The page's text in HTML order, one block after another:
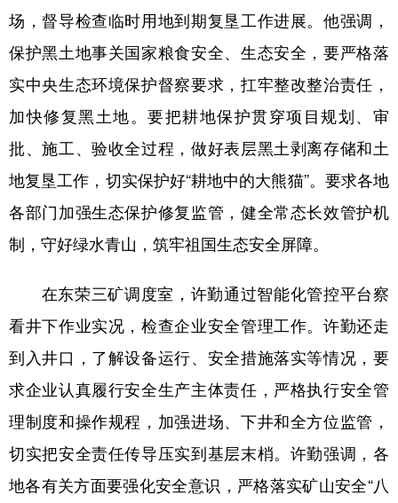
地方频道
辽宁 吉林 上海 江苏
浙江 安徽 福建 江西
山东 河南 湖北 湖南
广东 广西 海南 重庆
四川 贵州 云南
陕西 甘肃 青海 宁夏
新疆 内蒙古 黑龙江
多语种频道
Русский язык 日本語 한국어
场，督导检查临时用地到期复垦工作进展。他强调，
保护黑土地事关国家粮食安全、生态安全，要严格落
实中央生态环境保护督察要求，扛牢整改整治责任，
加快修复黑土地。要把耕地保护贯穿项目规划、审
批、施工、验收全过程，做好表层黑土剥离存储和土
地复垦工作，切实保护好“耕地中的大熊猫”。要求各地
各部门加强生态保护修复监管，健全常态长效管护机
制，守好绿水青山，筑牢祖国生态安全屏障。
在东荣三矿调度室，许勤通过智能化管控平台察
看井下作业实况，检查企业安全管理工作。许勤还走
到入井口，了解设备运行、安全措施落实等情况，要
求企业认真履行安全生产主体责任，严格执行安全管
理制度和操作规程，加强进场、下井和全方位监管，
切实把安全责任传导压实到基层末梢。许勤强调，各
地各有关方面要强化安全意识，严格落实矿山安全“八